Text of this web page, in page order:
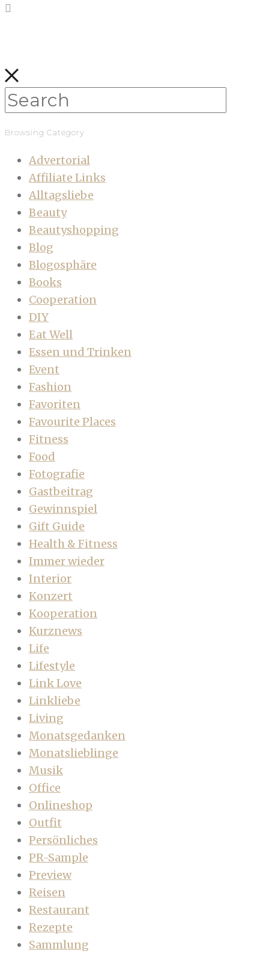
Browsing Category
Advertorial
Affiliate Links
Alltagsliebe
Beauty
Beautyshopping
Blog
Blogosphäre
Books
Cooperation
DIY
Eat Well
Essen und Trinken
Event
Fashion
Favoriten
Favourite Places
Fitness
Food
Fotografie
Gastbeitrag
Gewinnspiel
Gift Guide
Health & Fitness
Immer wieder
Interior
Konzert
Kooperation
Kurznews
Life
Lifestyle
Link Love
Linkliebe
Living
Monatsgedanken
Monatslieblinge
Musik
Office
Onlineshop
Outfit
Persönliches
PR-Sample
Preview
Reisen
Restaurant
Rezepte
Sammlung